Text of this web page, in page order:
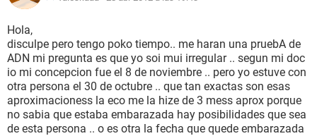
BIENESTAR
SEXUALIDAD
GLOSARIO
Hola,
disculpe pero tengo poko tiempo.. me haran una pruebA de
ADN mi pregunta es que yo soi mui irregular .. segun mi doc
io mi concepcion fue el 8 de noviembre .. pero yo estuve con
otra persona el 30 de octubre .. que tan exactas son esas
aproximacioness la eco me la hize de 3 mess aprox porque
no sabia que estaba embarazada hay posibilidades que sea
de esta persona .. o es otra la fecha que quede embarazada